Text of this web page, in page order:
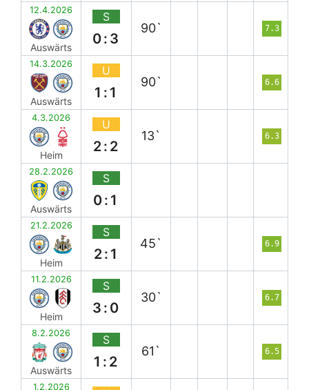
12.4.2026
Auswärts
S
0:3
90` 7.3
14.3.2026
Auswärts
U
1:1
90` 6.6
4.3.2026
Heim
U
2:2
13` 6.3
28.2.2026
Auswärts
S
0:1
21.2.2026
Heim
S
2:1
45` 6.9
11.2.2026
Heim
S
3:0
30` 6.7
8.2.2026
Auswärts
S
1:2
61` 6.5
1.2.2026